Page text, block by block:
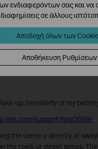
the battery life and
we have the following
camera based on its
up Sensitivity of my
link.com/support/faq/3599/
the camera directly at
the road, or street lamps.
ενδιαφερόντων σας και να
σε άλλους
Αποδοχή όλων των
Αποθήκευση Ρυθμίσεων